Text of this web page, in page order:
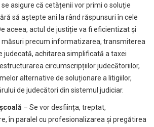
asigure că cetățenii vor primi o soluție
să aștepte ani la rând răspunsuri în cele
aceea, actul de justiție va fi eficientizat și
precum informatizarea, transmiterea
judecată, achitarea simplificată a taxei
circumscripțiilor judecătoriilor,
alternative de soluționare a litigiilor,
de judecători din sistemul judiciar.
– Se vor desființa, treptat,
în paralel cu profesionalizarea și pregătirea